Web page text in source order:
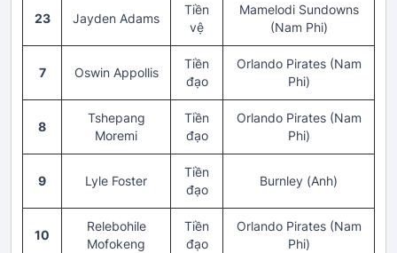
23 Jayden Adams
Tiền
vệ
Mamelodi Sundowns
(Nam Phi)
7 Oswin Appollis
Tiền
đạo
Orlando Pirates (Nam
Phi)
8
Tshepang
Moremi
Tiền
đạo
Orlando Pirates (Nam
Phi)
9 Lyle Foster
Tiền
đạo
Burnley (Anh)
10
Relebohile
Mofokeng
Tiền
đạo
Orlando Pirates (Nam
Phi)